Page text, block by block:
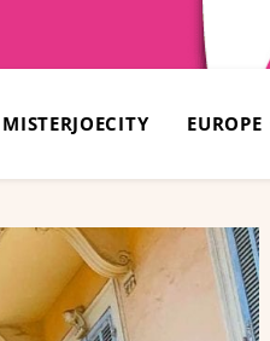
MISTERJOECITY EUROPE